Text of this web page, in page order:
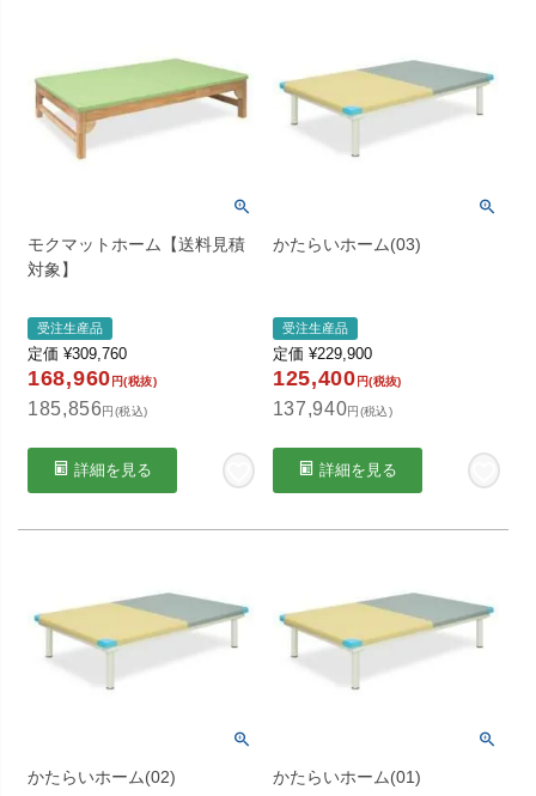
モクマットホーム【送料見積
対象】
受注生産品
定価 ¥309,760
168,960 円(税抜)
185,856 円(税込)
詳細を見る
かたらいホーム(03)
受注生産品
定価 ¥229,900
125,400 円(税抜)
137,940円(税込)
詳細を見る
かたらいホーム(02) かたらいホーム(01)